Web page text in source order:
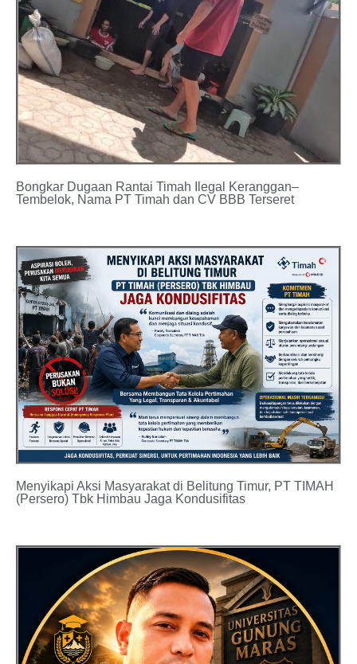
Bongkar Dugaan Rantai Timah Ilegal Keranggan–
Tembelok, Nama PT Timah dan CV BBB Terseret
Menyikapi Aksi Masyarakat di Belitung Timur, PT TIMAH
(Persero) Tbk Himbau Jaga Kondusifitas